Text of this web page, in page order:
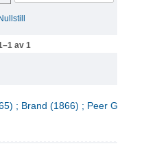
Nullstill
av 1
; Brand (1866) ; Peer Gynt (1867)]